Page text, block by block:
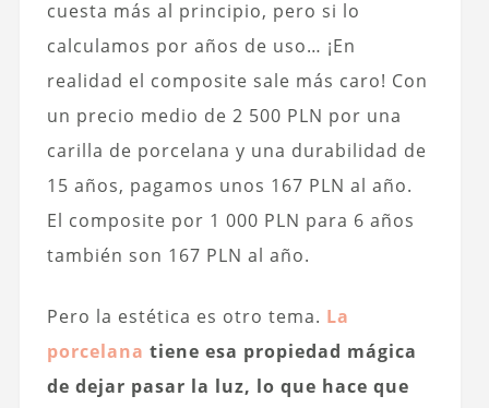
cuesta más al principio, pero si lo
calculamos por años de uso… ¡En
realidad el composite sale más caro! Con
un precio medio de 2 500 PLN por una
carilla de porcelana y una durabilidad de
15 años, pagamos unos 167 PLN al año.
El composite por 1 000 PLN para 6 años
también son 167 PLN al año.
Pero la estética es otro tema. La
porcelana tiene esa propiedad mágica
de dejar pasar la luz, lo que hace que